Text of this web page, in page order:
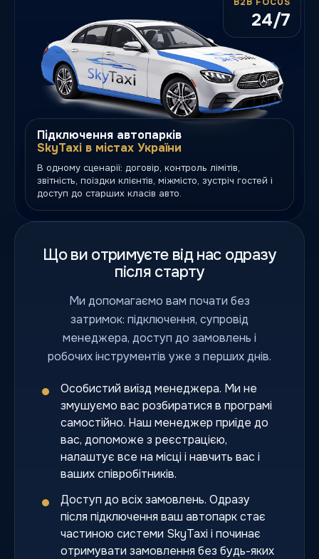
Підключення автопарків
SkyTaxi в містах України
В одному сценарії: договір, контроль лімітів,
звітність, поїздки клієнтів, міжмісто, зустріч гостей і
доступ до старших класів авто.
24/7
Що ви отримуєте від нас одразу
після старту
Ми допомагаємо вам почати без
затримок: підключення, супровід
менеджера, доступ до замовлень і
робочих інструментів уже з перших днів.
Особистий виїзд менеджера. Ми не
змушуємо вас розбиратися в програмі
самостійно. Наш менеджер приїде до
вас, допоможе з реєстрацією,
налаштує все на місці і навчить вас і
ваших співробітників.
Доступ до всіх замовлень. Одразу
після підключення ваш автопарк стає
частиною системи SkyTaxi і починає
отримувати замовлення без будь-яких